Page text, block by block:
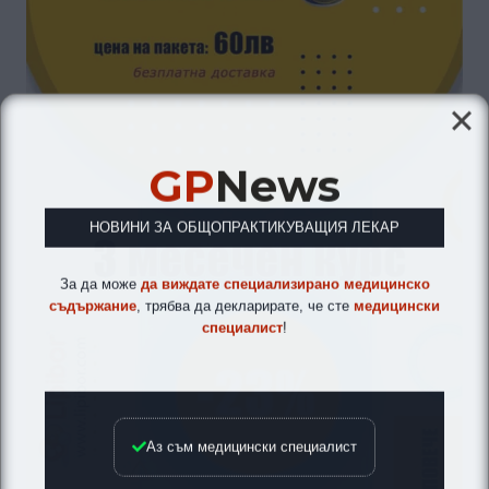
GPNews
НОВИНИ ЗА ОБЩОПРАКТИКУВАЩИЯ ЛЕКАР
За да може да виждате специализирано медицинско
съдържание , трябва да декларирате, че сте медицински
специалист!
Аз съм медицински специалист